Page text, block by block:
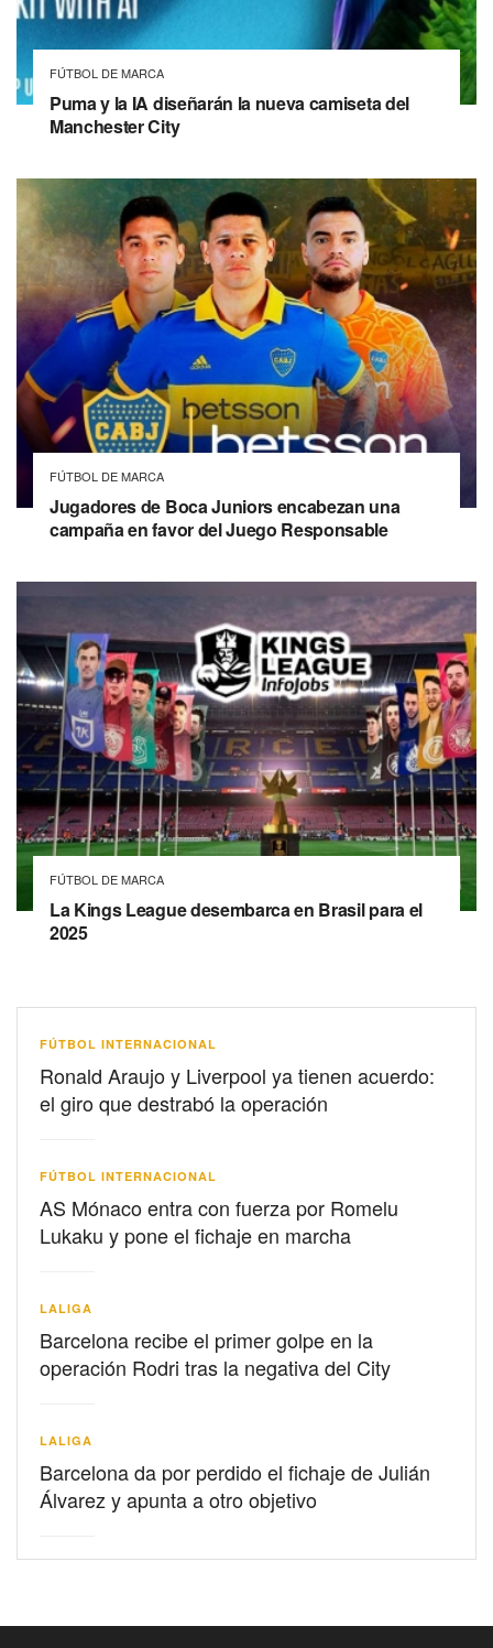
FÚTBOL DE MARCA
Puma y la IA diseñarán la nueva camiseta del
Manchester City
FÚTBOL DE MARCA
Jugadores de Boca Juniors encabezan una
campaña en favor del Juego Responsable
FÚTBOL DE MARCA
La Kings League desembarca en Brasil para el
2025
FÚTBOL INTERNACIONAL
Ronald Araujo y Liverpool ya tienen acuerdo:
el giro que destrabó la operación
FÚTBOL INTERNACIONAL
AS Mónaco entra con fuerza por Romelu
Lukaku y pone el fichaje en marcha
LALIGA
Barcelona recibe el primer golpe en la
operación Rodri tras la negativa del City
LALIGA
Barcelona da por perdido el fichaje de Julián
Álvarez y apunta a otro objetivo